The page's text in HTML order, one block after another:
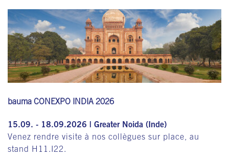
bauma CONEXPO INDIA 2026
15.09. - 18.09.2026 | Greater Noida (Inde)
Venez rendre visite à nos collègues sur place, au
stand H11.I22.